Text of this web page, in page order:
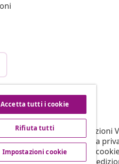
vidaXL
Su vidaXL
Termini e Condizioni
Informativa sulla
Informativa sui
Condizioni di
Accetta tutti i cookie
Rifiuta tutti
Impostazioni cookie